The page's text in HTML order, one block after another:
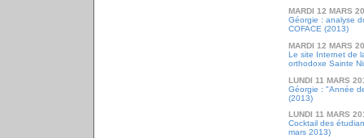
MARDI 12 MARS
Géorgie : analyse
COFACE (2013)
MARDI 12 MARS
Le site Internet de
orthodoxe Sainte
LUNDI 11 MARS
Géorgie : "Année
(2013)
LUNDI 11 MARS
Cocktail des
mars 2013)